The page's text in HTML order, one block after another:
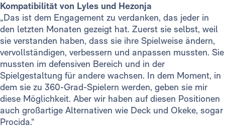
Kompatibilität von Lyles und Hezonja
„Das ist dem Engagement zu verdanken, das jeder in
den letzten Monaten gezeigt hat. Zuerst sie selbst, weil
sie verstanden haben, dass sie ihre Spielweise ändern,
vervollständigen, verbessern und anpassen mussten. Sie
mussten im defensiven Bereich und in der
Spielgestaltung für andere wachsen. In dem Moment, in
dem sie zu 360-Grad-Spielern werden, geben sie mir
diese Möglichkeit. Aber wir haben auf diesen Positionen
auch großartige Alternativen wie Deck und Okeke, sogar
Procida.“